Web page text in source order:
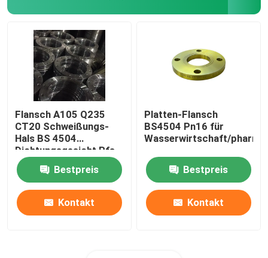
Flansch A105 Q235
CT20 Schweißungs-
Hals BS 4504
Dichtungsgesicht Rfs
FF
Bestpreis
Kontakt
Platten-Flansch
BS4504 Pn16 für
Wasserwirtschaft/
Bestpreis
Kontakt